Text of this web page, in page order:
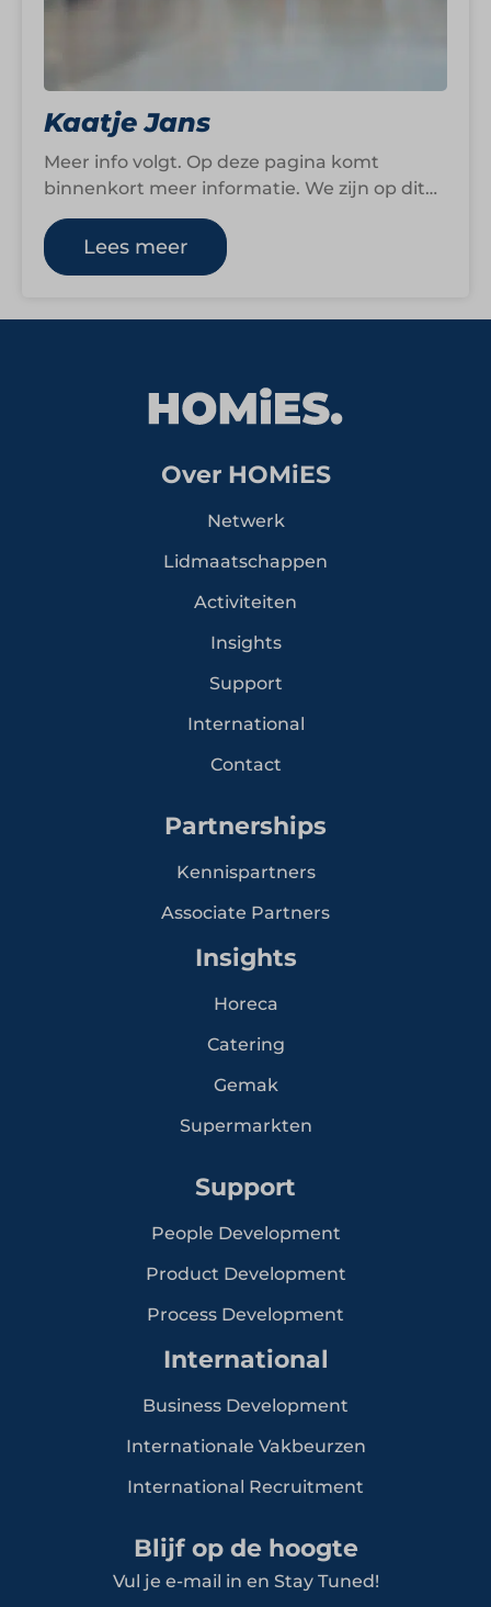
Kaatje Jans
Meer info volgt. Op deze pagina komt
binnenkort meer informatie. We zijn op dit
moment namelijk nog druk bezig om…
Lees meer
Over HOMiES
Netwerk
Lidmaatschappen
Activiteiten
Insights
Support
International
Contact
Partnerships
Kennispartners
Associate Partners
Insights
Horeca
Catering
Gemak
Supermarkten
Support
People Development
Product Development
Process Development
International
Business Development
Internationale Vakbeurzen
International Recruitment
Blijf op de hoogte
Vul je e-mail in en Stay Tuned!